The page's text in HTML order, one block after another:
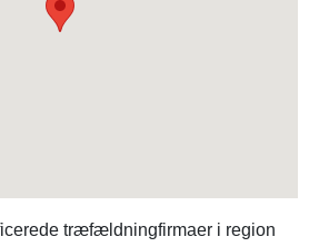
træfældningfirmaer i region